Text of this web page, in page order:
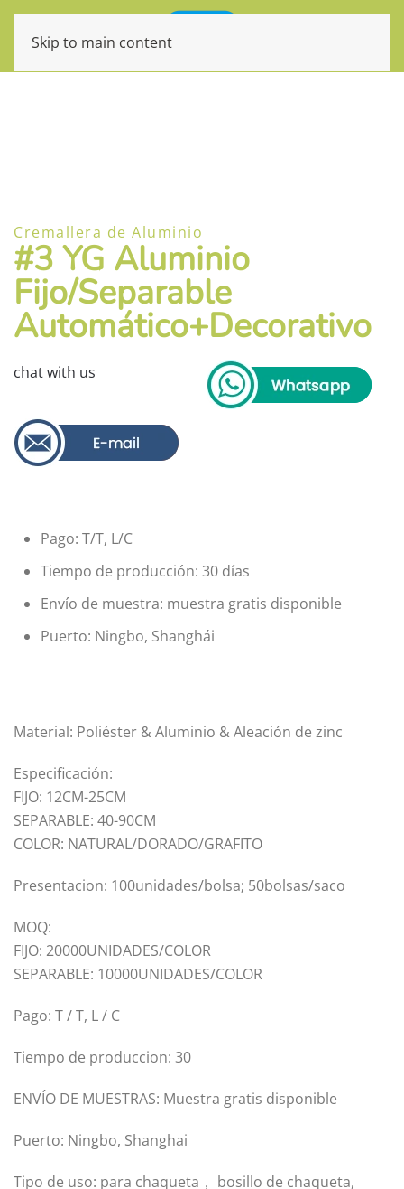
Skip to main content
Cremallera de Aluminio
#3 YG Aluminio
Fijo/Separable
Automático+Decorativo
chat with us
Pago: T/T, L/C
Tiempo de producción: 30 días
Envío de muestra: muestra gratis disponible
Puerto: Ningbo, Shanghái
Material: Poliéster & Aluminio & Aleación de zinc
Especificación:
FIJO: 12CM-25CM
SEPARABLE: 40-90CM
COLOR: NATURAL/DORADO/GRAFITO
Presentacion: 100unidades/bolsa; 50bolsas/saco
MOQ:
FIJO: 20000UNIDADES/COLOR
SEPARABLE: 10000UNIDADES/COLOR
Pago: T / T, L / C
Tiempo de produccion: 30
ENVÍO DE MUESTRAS: Muestra gratis disponible
Puerto: Ningbo, Shanghai
Tipo de uso: para chaqueta， bosillo de chaqueta,